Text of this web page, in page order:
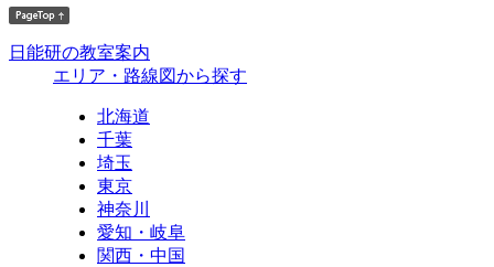
日能研の教室案内
エリア・路線図から探す
北海道
千葉
埼玉
東京
神奈川
愛知・岐阜
関西・中国